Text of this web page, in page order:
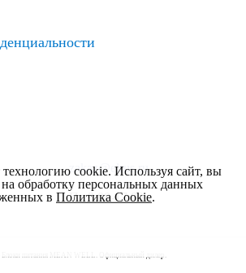
zakaz@elrus.ru
Пт 9:00-17:00
питания MEAN WELL. Официальный дилер.
технологию cookie. Используя сайт, вы
на обработку персональных данных
в Политика Cookie.